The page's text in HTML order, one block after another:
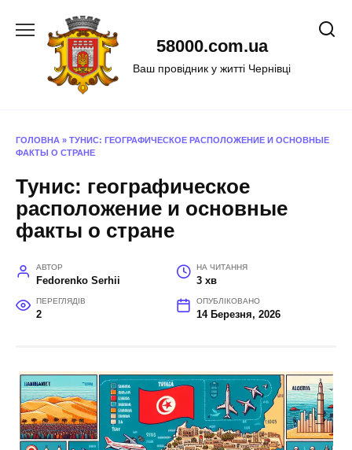
58000.com.ua
Ваш провідник у житті Чернівці
ГОЛОВНА » ТУНИС: ГЕОГРАФИЧЕСКОЕ РАСПОЛОЖЕНИЕ И ОСНОВНЫЕ
ФАКТЫ О СТРАНЕ
Тунис: географическое
расположение и основные
факты о стране
АВТОР
Fedorenko Serhii
НА ЧИТАННЯ
3 хв
ПЕРЕГЛЯДІВ
2
ОПУБЛІКОВАНО
14 Березня, 2026